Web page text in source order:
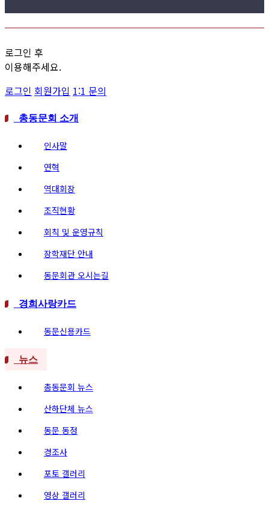
로그인 후
이용해주세요.
로그인 회원가입 1:1 문의
총동문회 소개
인사말
연혁
역대회장
조직현황
회칙 및 운영규칙
장학재단 안내
동문회관 오시는길
경희사랑카드
동문신용카드
뉴스
총동문회 뉴스
산하단체 뉴스
동문 동정
경조사
포토 갤러리
영상 갤러리